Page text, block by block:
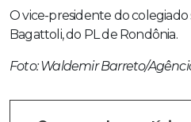
O vice-presidente do colegiado
Bagattoli, do PL de Rondônia.
Foto: Waldemir Barreto/